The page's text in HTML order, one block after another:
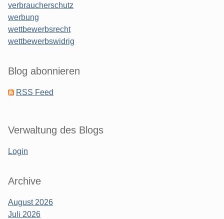
verbraucherschutz
werbung
wettbewerbsrecht
wettbewerbswidrig
Blog abonnieren
RSS Feed
Verwaltung des Blogs
Login
Archive
August 2026
Juli 2026